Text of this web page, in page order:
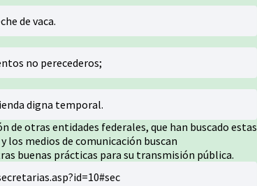
de vaca.
no perecederos;
digna temporal.
de otras entidades federales, que han buscado estas
los medios de comunicación buscan
buenas prácticas para su transmisión pública.